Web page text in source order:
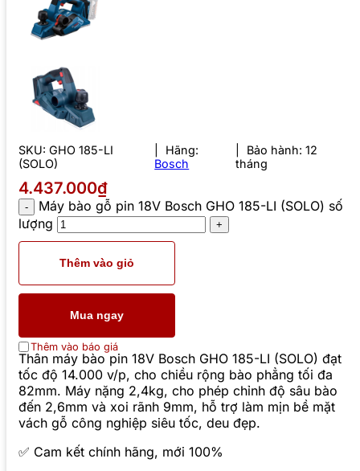
SKU: GHO 185-LI
(SOLO)
Hãng:
Bosch
Bảo hành: 12
tháng
4.437.000₫
Máy bào gỗ pin 18V Bosch GHO 185-LI (SOLO) số
lượng
Thêm vào giỏ
Mua ngay
Thêm vào báo giá
Thân máy bào pin 18V Bosch GHO 185-LI (SOLO) đạt
tốc độ 14.000 v/p, cho chiều rộng bào phẳng tối đa
82mm. Máy nặng 2,4kg, cho phép chỉnh độ sâu bào
đến 2,6mm và xoi rãnh 9mm, hỗ trợ làm mịn bề mặt
vách gỗ công nghiệp siêu tốc, deu đẹp.
✅ Cam kết chính hãng, mới 100%